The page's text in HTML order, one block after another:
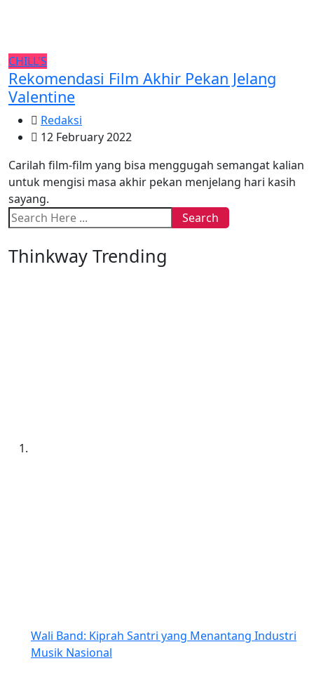
CHILL'S
Rekomendasi Film Akhir Pekan Jelang
Valentine
Redaksi
12 February 2022
Carilah film-film yang bisa menggugah semangat kalian
untuk mengisi masa akhir pekan menjelang hari kasih
sayang.
Search
Thinkway Trending
Wali Band: Kiprah Santri yang Menantang Industri
Musik Nasional